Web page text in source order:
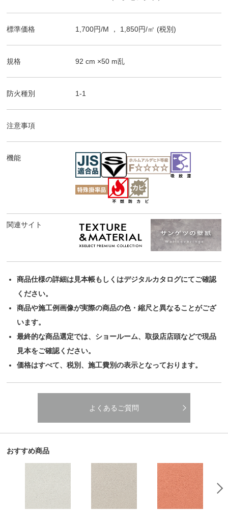
標準価格 1,700円/M ， 1,850円/㎡ (税別)
規格 92 cm ×50 m乱
防火種別 1-1
注意事項
機能
関連サイト
商品仕様の詳細は見本帳もしくはデジタルカタログにてご確認
ください。
商品や施工例画像が実際の商品の色・縮尺と異なることがござ
います。
最終的な商品選定では、ショールーム、取扱店店頭などで現品
見本をご確認ください。
価格はすべて、税別、施工費別の表示となっております。
よくあるご質問
おすすめ商品